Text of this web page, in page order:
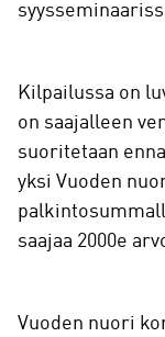
Kilpailussa on
on saajalleen
suoritetaan
yksi Vuoden
saajaa 2000e
Vuoden nuori